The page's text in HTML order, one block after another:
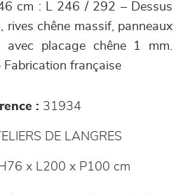
cm : L 246 / 292 – Dessus
rives chêne massif, panneaux
avec placage chêne 1 mm.
Fabrication française
: 31934
DE LANGRES
x L200 x P100 cm